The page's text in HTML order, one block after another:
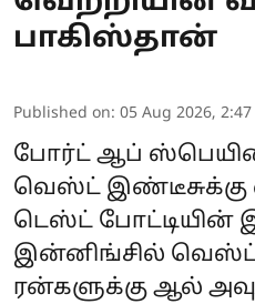
பாகிஸ்தான்
Published on: 05 Aug 2026,
போர்ட் ஆப்
வெஸ்ட் இண்டீசுக்கு
டெஸ்ட் போட்டியின்
இன்னிங்சில்
ரன்களுக்கு ஆல்